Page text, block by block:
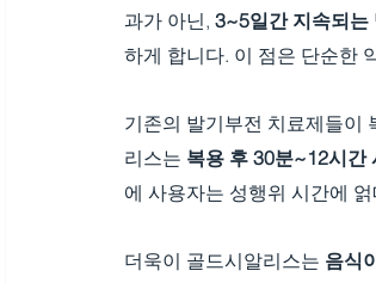
과가 아닌, 3~5일간 지속되는
하게 합니다. 이 점은 단순한
기존의 발기부전 치료제들이
리스는 복용 후 30분~12시간
에 사용자는 성행위 시간에
더욱이 골드시알리스는 음식